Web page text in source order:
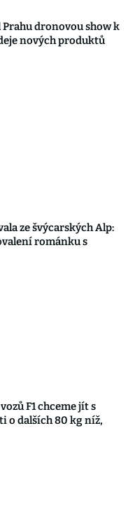
dronovou show k
nových produktů
ze švýcarských Alp:
románku s
F1 chceme jít s
o dalších 80 kg níž,